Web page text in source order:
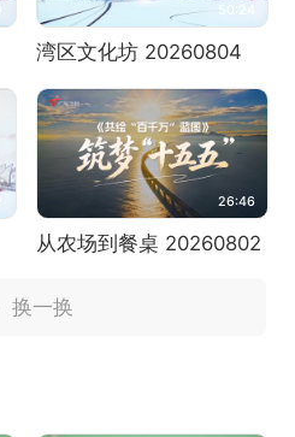
50:24
湾区文化坊 20260804
26:46
从农场到餐桌 20260802
换一换